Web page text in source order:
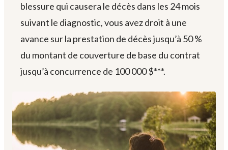
blessure qui causera le décès dans les 24 mois
suivant le diagnostic, vous avez droit à une
avance sur la prestation de décès jusqu’à 50 %
du montant de couverture de base du contrat
jusqu’à concurrence de 100 000 $***.